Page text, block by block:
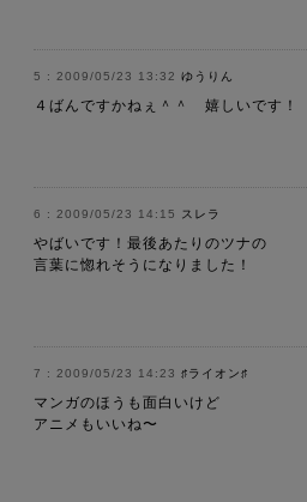
2009/05/23 13:32 ゆうりん
４ばんですかねぇ＾＾ 嬉しいです！
2009/05/23 14:15 スレラ
やばいです！最後あたりのツナの
言葉に惚れそうになりました！
2009/05/23 14:23 ♯ライオン♯
マンガのほうも面白いけど
アニメもいいね〜